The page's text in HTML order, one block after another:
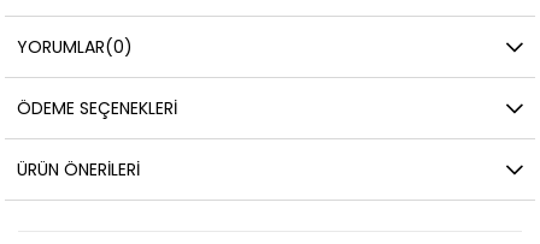
YORUMLAR(0)
ÖDEME SEÇENEKLERI
ÜRÜN ÖNERILERI